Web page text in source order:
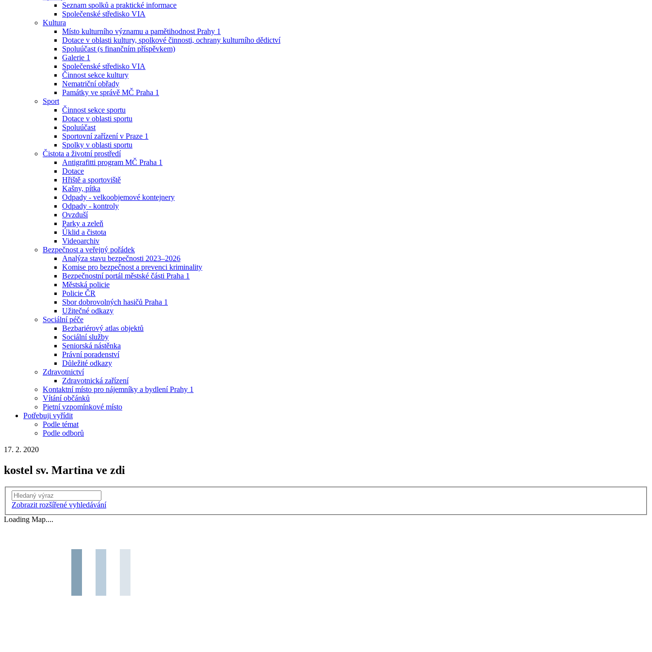
Seznam spolků a praktické informace
Společenské středisko VIA
Kultura
Místo kulturního významu a pamětihodnost Prahy 1
Dotace v oblasti kultury, spolkové činnosti, ochrany kulturního dědictví
Spoluúčast (s finančním příspěvkem)
Galerie 1
Společenské středisko VIA
Činnost sekce kultury
Nematriční obřady
Památky ve správě MČ Praha 1
Sport
Činnost sekce sportu
Dotace v oblasti sportu
Spoluúčast
Sportovní zařízení v Praze 1
Spolky v oblasti sportu
Čistota a životní prostředí
Antigrafitti program MČ Praha 1
Dotace
Hřiště a sportoviště
Kašny, pítka
Odpady - velkoobjemové kontejnery
Odpady - kontroly
Ovzduší
Parky a zeleň
Úklid a čistota
Videoarchiv
Bezpečnost a veřejný pořádek
Analýza stavu bezpečnosti 2023–2026
Komise pro bezpečnost a prevenci kriminality
Bezpečnostní portál městské části Praha 1
Městská policie
Policie ČR
Sbor dobrovolných hasičů Praha 1
Užitečné odkazy
Sociální péče
Bezbariérový atlas objektů
Sociální služby
Seniorská nástěnka
Právní poradenství
Důležité odkazy
Zdravotnictví
Zdravotnická zařízení
Kontaktní místo pro nájemníky a bydlení Prahy 1
Vítání občánků
Pietní vzpomínkové místo
Potřebuji vyřídit
Podle témat
Podle odborů
17. 2. 2020
kostel sv. Martina ve zdi
Vyhledání
Zobrazit rozšířené vyhledávání
Loading Map....